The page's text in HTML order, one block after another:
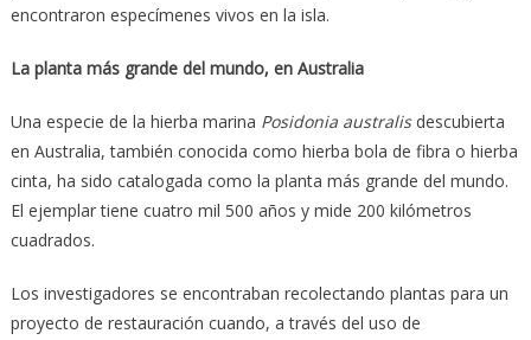
encontraron especímenes vivos en la isla.
La planta más grande del mundo, en Australia
Una especie de la hierba marina Posidonia australisdescubierta
en Australia, también conocida como hierba bola de fibra o hierba
cinta, ha sido catalogada como la planta más grande del mundo.
El ejemplar tiene cuatro mil 500 años y mide 200 kilómetros
cuadrados.
Los investigadores se encontraban recolectando plantas para un
proyecto de restauración cuando, a través del uso de